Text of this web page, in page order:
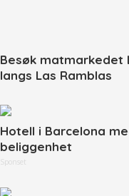
Besøk matmarkedet
langs Las Ramblas
Hotell i Barcelona
beliggenhet
Sponset